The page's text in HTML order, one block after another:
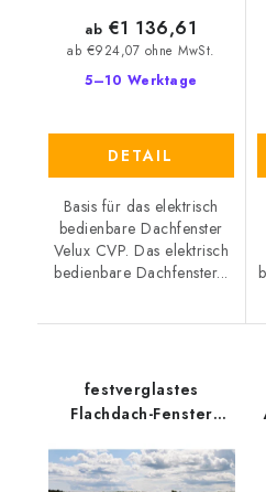
5–10 Werktage
ab €924,07 ohne MwSt.
ab €1 136,61
DETAIL
Basis für das elektrisch
bedienbare Dachfenster
Velux CVP. Das elektrisch
bedienbare Dachfenster...
festverglastes
Flachdach-Fenster